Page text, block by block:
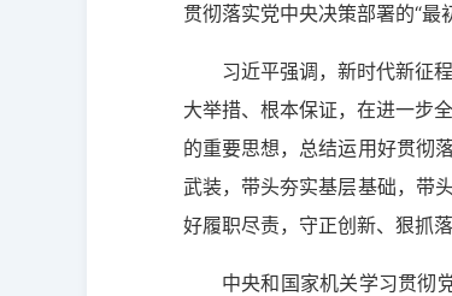
贯彻落实党中央决策部署的“最
习近平强调，新时代新征
大举措、根本保证，在进一步
的重要思想，总结运用好贯彻
武装，带头夯实基层基础，带
好履职尽责，守正创新、狠抓
中央和国家机关学习贯彻